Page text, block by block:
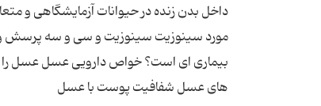
داخل بدن زنده در حیوانات آزمایشگاهی و
بیماری ای است؟ خواص دارویی عسل عسل
های عسل شفافیت پوست با عسل